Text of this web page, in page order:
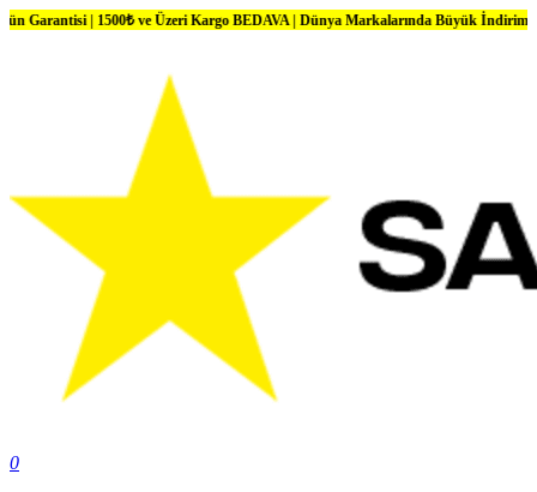
ve Üzeri Kargo BEDAVA | Dünya Markalarında Büyük İndirimler
0